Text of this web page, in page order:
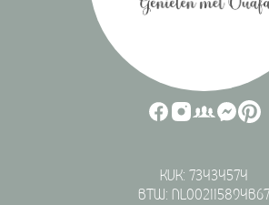
KVK: 73434574
BTW: NL002115894B67